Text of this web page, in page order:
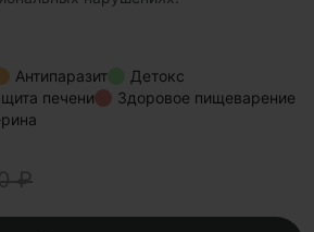
Антипаразит
Детокс
печени
Здоровое пищеварение
₽